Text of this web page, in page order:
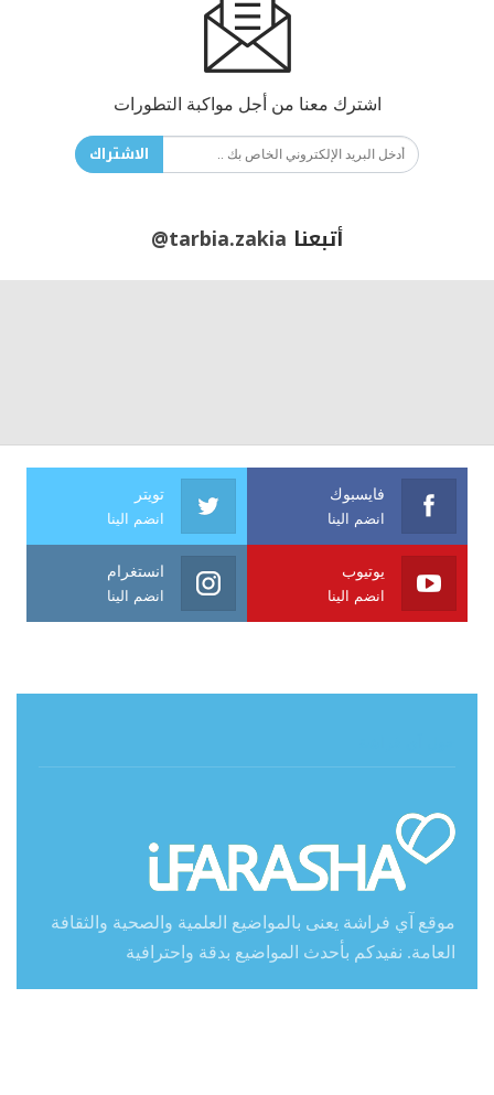
اشترك معنا من أجل مواكبة التطورات
الاشتراك
أتبعنا @tarbia.zakia
فايسبوك
انضم الينا
تويتر
انضم الينا
يوتيوب
انضم الينا
انستغرام
انضم الينا
موقع آي فراشة يعنى بالمواضيع العلمية والصحية والثقافة
العامة. نفيدكم بأحدث المواضيع بدقة واحترافية